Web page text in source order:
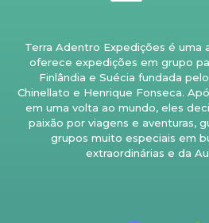
Terra Adentro Expedições é uma
oferece expedições em grupo
Finlândia e Suécia fundada
Chinellato e Henrique Fonseca.
em uma volta ao mundo, eles
paixão por viagens e aventuras,
grupos muito especiais em
extraordinárias e da